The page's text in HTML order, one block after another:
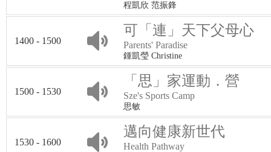
程凱欣 范振鋒
1400 - 1500
可「連」天下父母心
Parents' Paradise
鍾凱瑩 Christine
1500 - 1530
「思」家運動．營
Sze's Sports Camp
思敏
1530 - 1600
邁向健康新世代
Health Pathway